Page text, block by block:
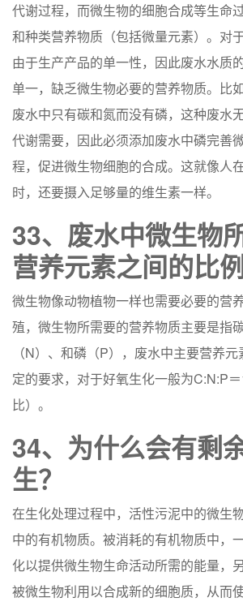
代谢过程，而微生物的细胞合成等生命
和种类营养物质（包括微量元素）。对
由于生产产品的单一性，因此废水水质
单一，缺乏微生物必要的营养物质。比
废水中只有碳和氮而没有磷，这种废水
代谢需要，因此必须添加废水中磷完善
程，促进微生物细胞的合成。这就像人
时，还要摄入足够量的维生素一样。
33、废水中微生物
营养元素之间的比
微生物像动物植物一样也需要必要的营
殖，微生物所需要的营养物质主要是指
（N）、和磷（P），废水中主要营养
定的要求，对于好氧生化一般为C:N:P
比）。
34、为什么会有剩
生？
在生化处理过程中，活性污泥中的微生
中的有机物质。被消耗的有机物质中，
化以提供微生物生命活动所需的能量，
被微生物利用以合成新的细胞质，从而